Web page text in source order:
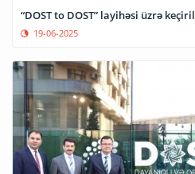
“DOST to DOST” layihəsi üzrə
19-06-2025